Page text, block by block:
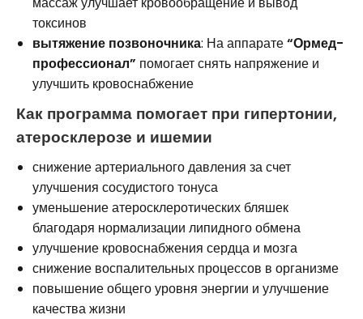
токсинов
вытяжение позвоночника: На аппарате“Ормед-
профессионал” помогает снять напряжение и
улучшить кровоснабжение
Как программа помогает при гипертонии,
атеросклерозе и ишемии
снижение артериального давления за счет
улучшения сосудистого тонуса
уменьшение атеросклеротических бляшек
благодаря нормализации липидного обмена
улучшение кровоснабжения сердца и мозга
снижение воспалительных процессов в организме
повышение общего уровня энергии и улучшение
качества жизни